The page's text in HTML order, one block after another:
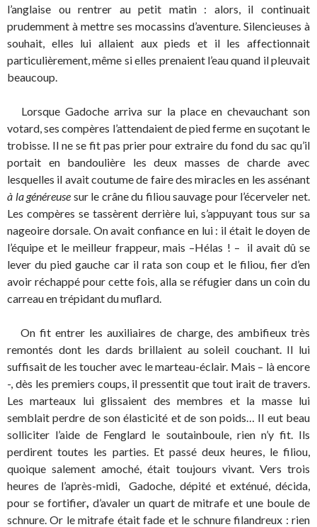
l’anglaise ou rentrer au petit matin : alors, il continuait
prudemment à mettre ses mocassins d’aventure. Silencieuses à
souhait, elles lui allaient aux pieds et il les affectionnait
particulièrement, même si elles prenaient l’eau quand il pleuvait
beaucoup.
Lorsque Gadoche arriva sur la place en chevauchant son
votard, ses compères l’attendaient de pied ferme en suçotant le
trobisse. Il ne se fit pas prier pour extraire du fond du sac qu’il
portait en bandoulière les deux masses de charde avec
lesquelles il avait coutume de faire des miracles en les assénant
à la généreuse sur le crâne du filiou sauvage pour l’écerveler net.
Les compères se tassèrent derrière lui, s’appuyant tous sur sa
nageoire dorsale. On avait confiance en lui : il était le doyen de
l’équipe et le meilleur frappeur, mais –Hélas ! – il avait dû se
lever du pied gauche car il rata son coup et le filiou, fier d’en
avoir réchappé pour cette fois, alla se réfugier dans un coin du
carreau en trépidant du muflard.
On fit entrer les auxiliaires de charge, des ambifieux très
remontés dont les dards brillaient au soleil couchant. Il lui
suffisait de les toucher avec le marteau-éclair. Mais – là encore
-, dès les premiers coups, il pressentit que tout irait de travers.
Les marteaux lui glissaient des membres et la masse lui
semblait perdre de son élasticité et de son poids… Il eut beau
solliciter l’aide de Fenglard le soutainboule, rien n’y fit. Ils
perdirent toutes les parties. Et passé deux heures, le filiou,
quoique salement amoché, était toujours vivant. Vers trois
heures de l’après-midi, Gadoche, dépité et exténué, décida,
pour se fortifier, d’avaler un quart de mitrafe et une boule de
schnure. Or le mitrafe était fade et le schnure filandreux : rien